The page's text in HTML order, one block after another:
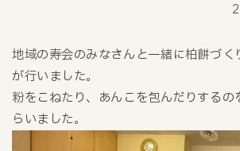
地域の寿会のみなさんと一緒に柏餅づく
が行いました。
粉をこねたり、あんこを包んだりするの
らいました。